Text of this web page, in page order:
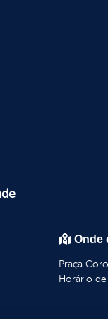
Onde
Praça
Horário